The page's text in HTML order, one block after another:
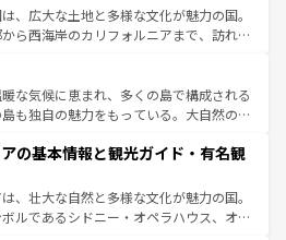
民の所得が高いため物価も高いが、旅行
提供のサービスもあり、うまく活用すれ
、広大な土地と多様な文化が魅力の国。
ら西海岸のカリフォルニアまで、訪れる
は、観光、ショッピング、エンターテイ
た刺激的なスポットだ。一方、アメリカ
広がり、グランドキャニオンやイエロー
ンズでは、音楽と美食が融合した独特の
者はアメリカの各地域で異なる魅力を楽
多様性と豊かな歴史を感じることができ
ロードトリップや列車の旅も、アメリカ
な気候に恵まれ、多くの島で構成される
も独自の魅力をもっている。大自然の神
い。また、定番の観光地といえばオアフ
然を求めるならマウイ島やカウアイ島が
ルドグリーンに輝く海をはじめ、豊かな
いている。「アロハスピリット」と呼ば
の基本情報と観光ガイド・有名観
、壮大な自然と多様な文化が魅力の国。
ルであるシドニー・オペラハウス、オー